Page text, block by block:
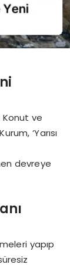
Konut ve
‘Yarısı
devreye
yapıp